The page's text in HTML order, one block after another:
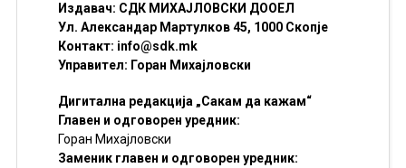
Издавач: СДК МИХАЈЛОВСКИ ДООЕЛ
Ул. Александар Мартулков 45, 1000 Скопје
Контакт: info@sdk.mk
Управител: Горан Михајловски
Дигитална редакција „Сакам да кажам“
Главен и одговорен уредник:
Горан Михајловски
Заменик главен и одговорен уредник: